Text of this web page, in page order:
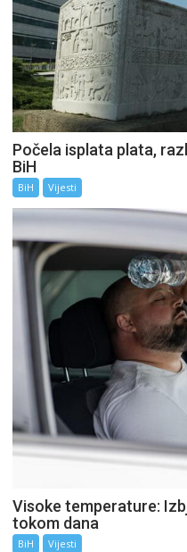
Počela isplata plata,
BiH
BiH Vijesti
Visoke temperature:
tokom dana
BiH Vijesti